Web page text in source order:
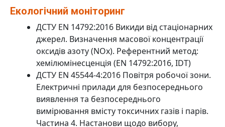
Екологічний моніторинг
ДСТУ EN 14792:2016 Викиди від стаціонарних
джерел. Визначення масової концентрації
оксидів азоту (NOx). Референтний метод:
хемілюмінесценція (EN 14792:2016, IDT)
ДСТУ EN 45544-4:2016 Повітря робочої зони.
Електричні прилади для безпосереднього
виявлення та безпосереднього
вимірювання вмісту токсичних газів і парів.
Частина 4. Настанови щодо вибору,